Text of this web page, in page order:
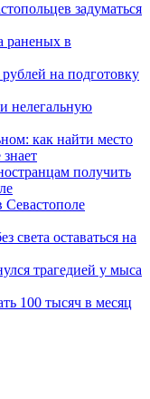
задуматься
раненых в
на подготовку
нелегальную
как найти место
получить
Севастополе
света оставаться на
трагедией у мыса
100 тысяч в месяц